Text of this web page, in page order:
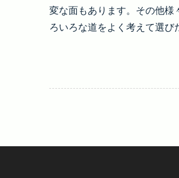
変な面もあります。その他
ろいろな道をよく考えて選び